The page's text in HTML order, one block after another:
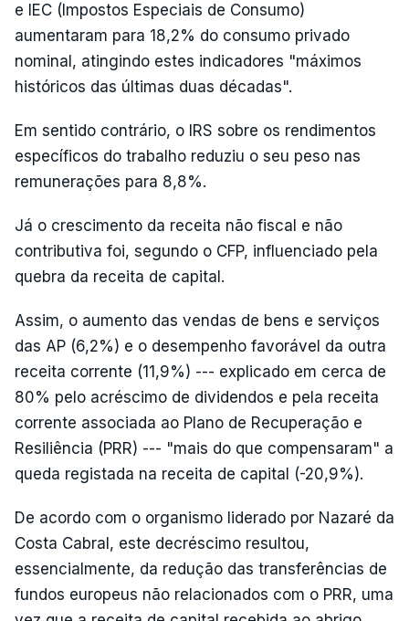
e IEC (Impostos Especiais de Consumo)
aumentaram para 18,2% do consumo privado
nominal, atingindo estes indicadores "máximos
históricos das últimas duas décadas".
Em sentido contrário, o IRS sobre os rendimentos
específicos do trabalho reduziu o seu peso nas
remunerações para 8,8%.
Já o crescimento da receita não fiscal e não
contributiva foi, segundo o CFP, influenciado pela
quebra da receita de capital.
Assim, o aumento das vendas de bens e serviços
das AP (6,2%) e o desempenho favorável da outra
receita corrente (11,9%) --- explicado em cerca de
80% pelo acréscimo de dividendos e pela receita
corrente associada ao Plano de Recuperação e
Resiliência (PRR) --- "mais do que compensaram" a
queda registada na receita de capital (-20,9%).
De acordo com o organismo liderado por Nazaré da
Costa Cabral, este decréscimo resultou,
essencialmente, da redução das transferências de
fundos europeus não relacionados com o PRR, uma